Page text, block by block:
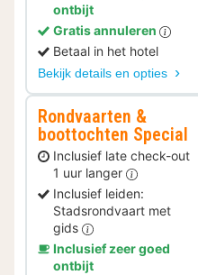
ontbijt
Gratis annuleren
Betaal in het hotel
Bekijk details en opties
Rondvaarten &
boottochten Special
Inclusief late check-out
1 uur langer
Inclusief leiden:
Stadsrondvaart met
gids
Inclusief zeer goed
ontbijt